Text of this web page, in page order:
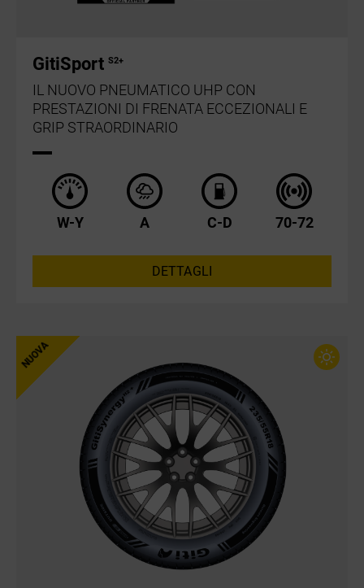
GitiSport S2+
IL NUOVO PNEUMATICO UHP CON
PRESTAZIONI DI FRENATA ECCEZIONALI E
GRIP STRAORDINARIO
W-Y A C-D 70-72
DETTAGLI